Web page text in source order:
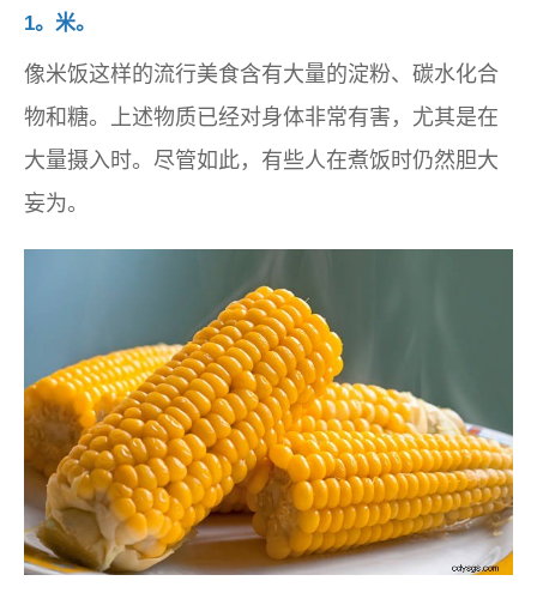
1。米。
像米饭这样的流行美食含有大量的淀粉、碳水化合
物和糖。上述物质已经对身体非常有害，尤其是在
大量摄入时。尽管如此，有些人在煮饭时仍然胆大
妄为。